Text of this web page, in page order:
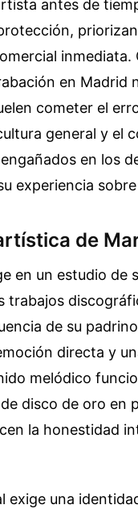
antes de
inmediata.
en Madrid
cometer el
general y el
en los
experiencia
de
en un estudio de
trabajos
de su
directa y
melódico
disco de oro en
la honestidad
exige una